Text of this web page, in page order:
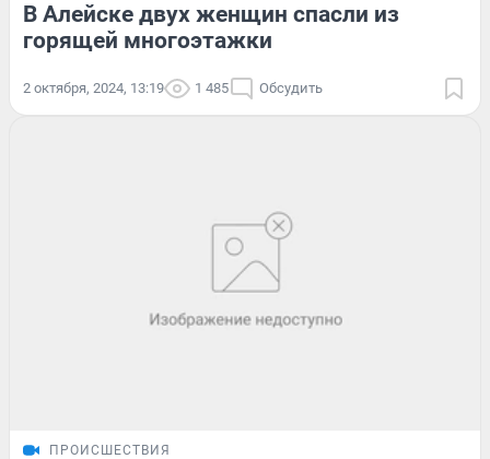
В Алейске двух женщин спасли из
горящей многоэтажки
2 октября, 2024, 13:19 1 485 Обсудить
ПРОИСШЕСТВИЯ